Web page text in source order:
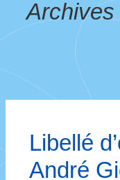
Archives
Libellé
André